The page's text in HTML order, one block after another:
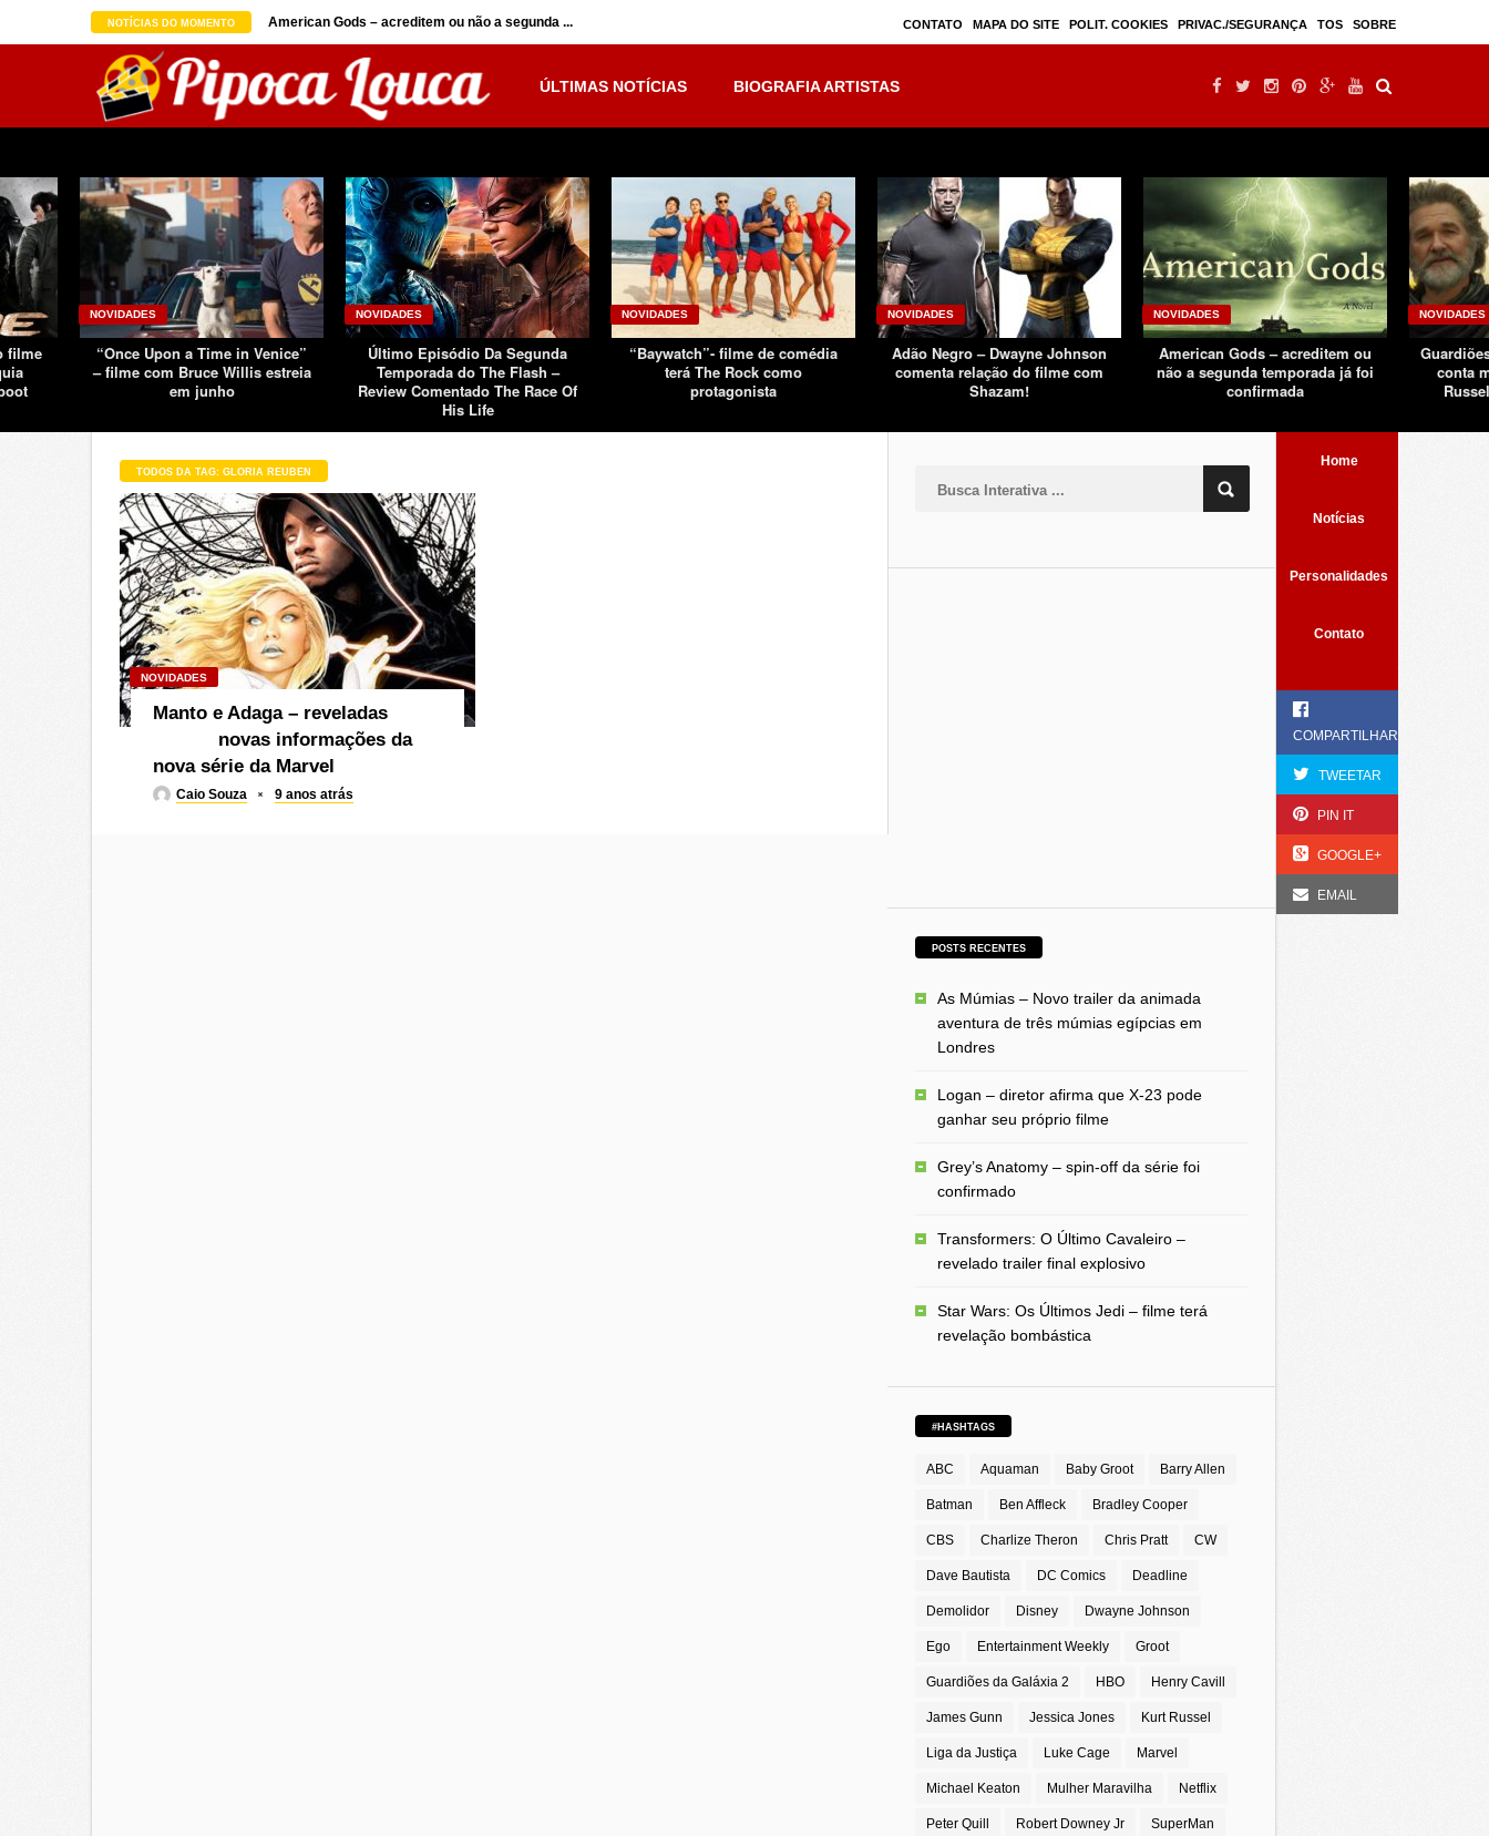
NOTÍCIAS DO MOMENTO
seguindo sucesso d ... American Gods – acreditem ou não a segunda ... Inumanos – série seguirá separada, mas no ... Mulan – filme live-action seguindo sucesso d ...
CONTATO MAPA DO SITE POLIT. COOKIES PRIVAC./SEGURANÇA TOS SOBRE
ÚLTIMAS NOTÍCIAS BIOGRAFIA ARTISTAS
filme
NOVIDADES
“Once Upon a Time in Venice”
– filme com Bruce Willis estreia
em junho
NOVIDADES
Último Episódio Da Segunda
Temporada do The Flash –
Review Comentado The Race Of
His Life
NOVIDADES
“Baywatch”- filme de comédia
terá The Rock como
protagonista
NOVIDADES
Adão Negro – Dwayne Johnson
comenta relação do filme com
Shazam!
NOVIDADES
American Gods – acreditem ou
não a segunda temporada já foi
confirmada
NOVIDADES
conta
Home
Notícias
Personalidades
Contato
COMPARTILHAR
TWEETAR
PIN IT
GOOGLE+
EMAIL
TODOS DA TAG: GLORIA REUBEN
NOVIDADES
Manto e Adaga – reveladas
novas informações da
nova série da Marvel
Caio Souza 9 anos atrás
POSTS RECENTES
As Múmias – Novo trailer da animada
aventura de três múmias egípcias em
Londres
Logan – diretor afirma que X-23 pode
ganhar seu próprio filme
Grey’s Anatomy – spin-off da série foi
confirmado
Transformers: O Último Cavaleiro –
revelado trailer final explosivo
Star Wars: Os Últimos Jedi – filme terá
revelação bombástica
#HASHTAGS
ABC Aquaman Baby Groot Barry Allen
Batman Ben Affleck Bradley Cooper
CBS Charlize Theron Chris Pratt CW
Dave Bautista DC Comics Deadline
Demolidor Disney Dwayne Johnson
Ego Entertainment Weekly Groot
Guardiões da Galáxia 2 HBO Henry Cavill
James Gunn Jessica Jones Kurt Russel
Liga da Justiça Luke Cage Marvel
Michael Keaton Mulher Maravilha Netflix
Peter Quill Robert Downey Jr SuperMan